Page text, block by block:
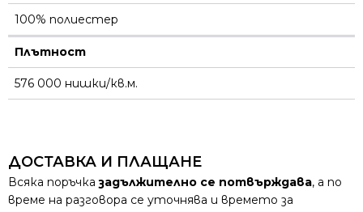
100% полиестер
Плътност
576 000 нишки/кв.м.
ДОСТАВКА И ПЛАЩАНЕ
Всяка поръчказадължително се потвърждава, а по
време на разговора се уточнява и времето за